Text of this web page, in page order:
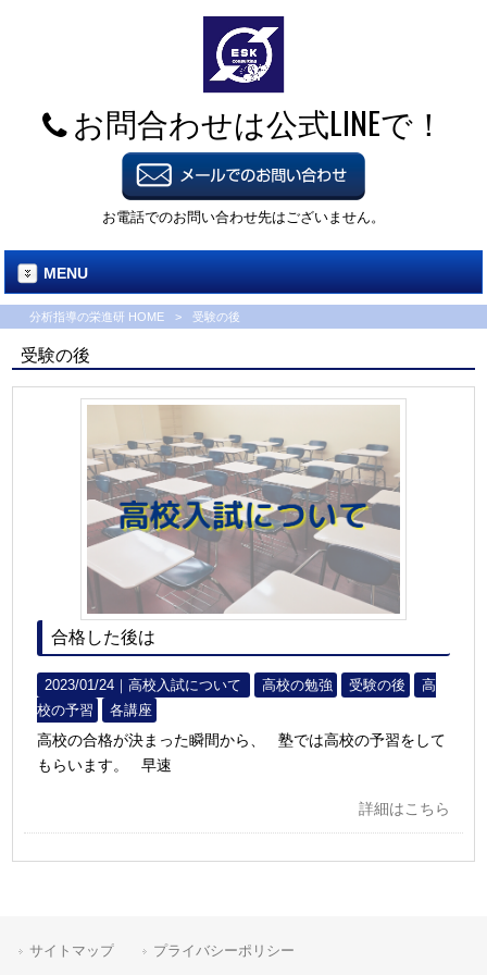
お問合わせは公式LINEで！
お電話でのお問い合わせ先はございません。
MENU
分析指導の栄進研 HOME > 受験の後
受験の後
合格した後は
2023/01/24｜高校入試について 高校の勉強 受験の後
高
校の予習
各講座
高校の合格が決まった瞬間から、 塾では高校の予習をして
もらいます。 早速
詳細はこちら
サイトマップ プライバシーポリシー